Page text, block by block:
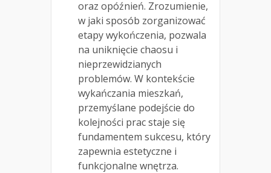
oraz opóźnień. Zrozumienie,
w jaki sposób zorganizować
etapy wykończenia, pozwala
na uniknięcie chaosu i
nieprzewidzianych
problemów. W kontekście
wykańczania mieszkań,
przemyślane podejście do
kolejności prac staje się
fundamentem sukcesu, który
zapewnia estetyczne i
funkcjonalne wnętrza.